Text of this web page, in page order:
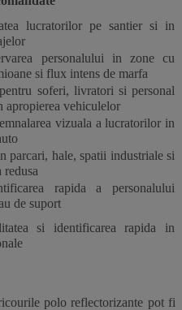
lucratorilor pe santier si in
personalului in zone cu
si flux intens de marfa
soferi, livratori si personal
apropierea vehiculelor
vizuala a lucratorilor in
parcari, hale, spatii industriale si
rapida a personalului
de suport
si identificarea rapida in
polo reflectorizante pot fi